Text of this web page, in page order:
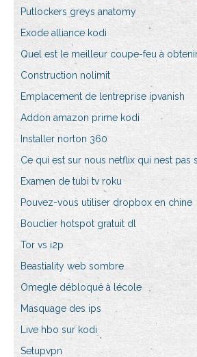
Putlockers greys anatomy
Exode alliance kodi
Quel est le meilleur coupe-feu à
Construction nolimit
Emplacement de lentreprise ipvanish
Addon amazon prime kodi
Installer norton 360
Ce qui est sur nous netflix qui nest pas
Examen de tubi tv roku
Pouvez-vous utiliser dropbox en chine
Bouclier hotspot gratuit dl
Tor vs i2p
Beastiality web sombre
Omegle débloqué à lécole
Masquage des ips
Live hbo sur kodi
Setupvpn